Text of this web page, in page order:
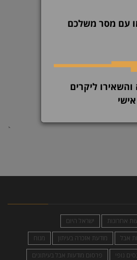
אחרונות
ישראל היום
אבל מודעת אזכרה בעיתון
מנוח
נופי
פרסום מודעות אבל בעיתונים
עם מסר משלכם
ליקרים